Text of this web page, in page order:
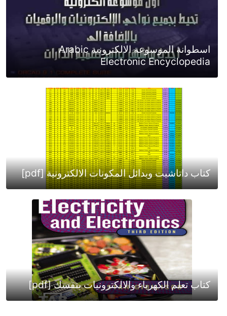
اسطوانة الموسوعة الالكترونية Arabic
Electronic Encyclopedia
كتاب داتاشيت وبدائل المكونات الالكترونية [pdf]
كتاب تعلم الكهرباء والالكترونيات بنفسك [pdf]